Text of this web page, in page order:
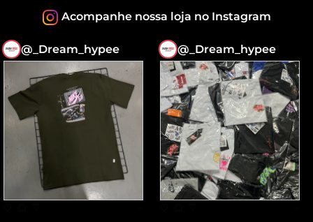
Acompanhe nossa loja no Instagram
@_Dream_hypee @_Dream_hypee